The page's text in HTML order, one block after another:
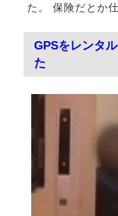
た。 保険だとか
GPSをレンタ
た